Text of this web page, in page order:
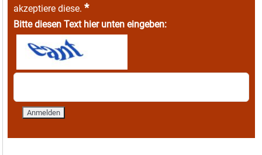
akzeptiere diese. *
Bitte diesen Text hier unten eingeben: